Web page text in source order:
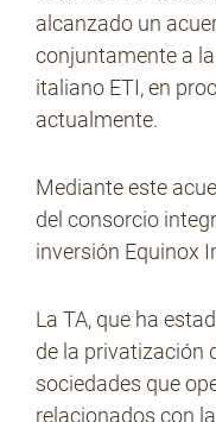
Prensa
Contacto
alcanzado un
conjuntamente a
italiano ETI, en
actualmente.
Mediante este
del consorcio
inversión Equinox
La TA, que ha
de la privatización
sociedades que
relacionados con